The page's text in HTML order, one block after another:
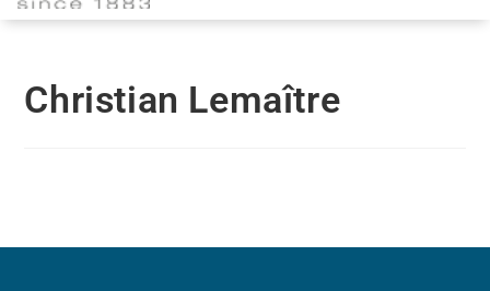
Christian Lemaître